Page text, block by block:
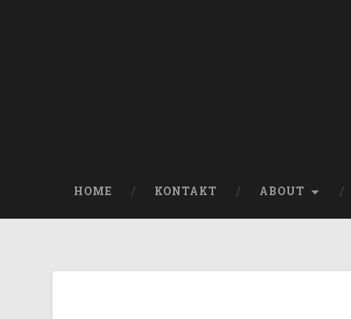
HOME KONTAKT ABOUT